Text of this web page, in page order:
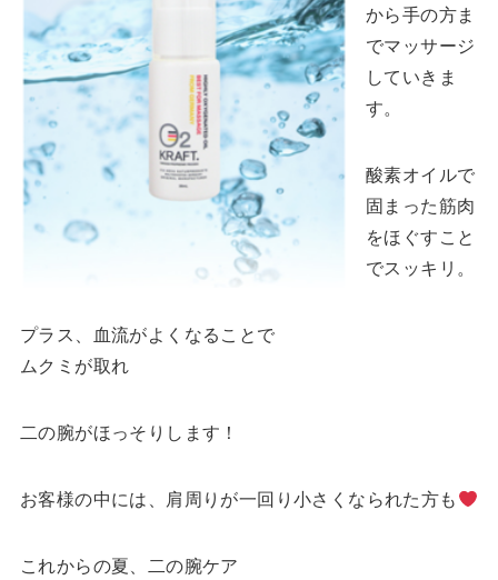
から手の方ま
でマッサージ
していきま
す。
酸素オイルで
固まった筋肉
をほぐすこと
でスッキリ。
プラス、血流がよくなることで
ムクミが取れ
二の腕がほっそりします！
お客様の中には、肩周りが一回り小さくなられた方も
これからの夏、二の腕ケア